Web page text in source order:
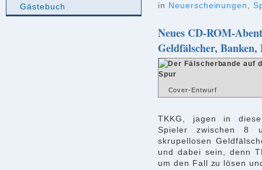
in Neuerscheinungen ,
Neues CD-ROM-
Geldfälscher,
Cover-Entwurf
TKKG, jagen in
Spieler zwischen 8
skrupellosen
und dabei sein, denn
um den Fall zu lösen
Gästebuch